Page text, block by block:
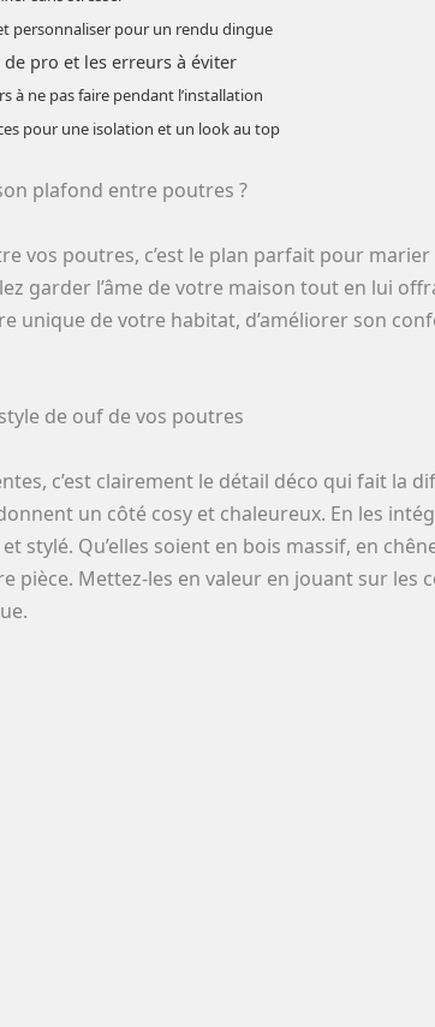
personnaliser pour un rendu dingue
de pro et les erreurs à éviter
à ne pas faire pendant l’installation
pour une isolation et un look au top
plafond entre poutres ?
vos poutres, c’est le plan parfait pour
garder l’âme de votre maison tout en lui
unique de votre habitat, d’améliorer son
de ouf de vos poutres
c’est clairement le détail déco qui fait la
un côté cosy et chaleureux. En les
stylé. Qu’elles soient en bois massif, en
pièce. Mettez-les en valeur en jouant sur